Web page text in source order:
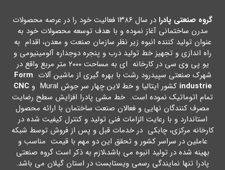
گروه صنعتی پادرا
در سال ۱۳۸۶ فعالیت خود را در عرصه محصولات
مدرن ساختمانی آغاز نموده و با هدف توسعه محصولات خود به
عنوان تولید کننده انبوه زیر نظر سازمان صنعت و معدن، اقدام به
راه اندازي و تجهیز خط تولید درب و پنجره دوجداره آلومینیومی و
یو پی وي سی در کارخانه اي به مساحت ۲۰۰۰ متر مربع واقع در
شهرك صنعتی سپیدرود رشت با بهره گیري از ماشین آلات Form
industrie کشور ایتالیا و خط لاین چهار سر جوش Mural و
CNC
تمام اتوماتیک نموده است. خط مشی پادرا افزایش سطح رضایت
مصرف کنندگان نهایی و فعالان صنعت ساختمان با ارائه محصول
استاندارد و با رعایت الزامات فنی تولید و کنترل کیفیت شده در
کارخانه مرکزي، چابکی در خدمات قبل و پس از فروش توسط شبکه
عاملین در سراسر کشور و تحقق این دو مهم با قیمت مناسب و
بهینه شده در تولید انبوه می باشد،لازم به ذکر است گروه صنعتی
پادرا تنها نمایندگی رسمی ویستابست در استان گیلان می باشد.